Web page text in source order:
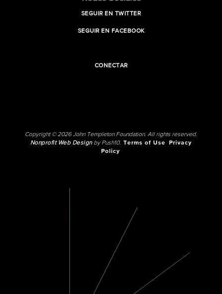
SEGUIR EN TWITTER
SEGUIR EN FACEBOOK
CONECTAR
Copyright © 2026 John Templeton Foundation. All rights reserved.
Nonprofit Web Designby Push10. Terms of Use
Privacy
Policy